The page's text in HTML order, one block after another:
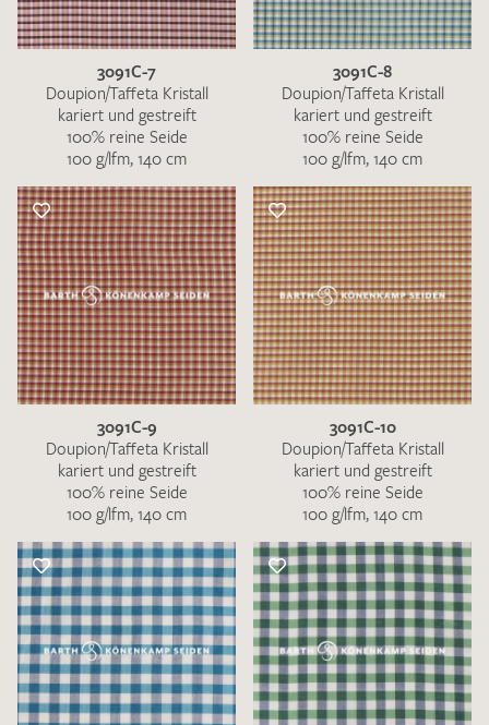
3091C-7
Doupion/Taffeta Kristall
kariert und gestreift
100% reine Seide
100 g/lfm, 140 cm
3091C-8
Doupion/Taffeta Kristall
kariert und gestreift
100% reine Seide
100 g/lfm, 140 cm
3091C-9
Doupion/Taffeta Kristall
kariert und gestreift
100% reine Seide
100 g/lfm, 140 cm
3091C-10
Doupion/Taffeta Kristall
kariert und gestreift
100% reine Seide
100 g/lfm, 140 cm